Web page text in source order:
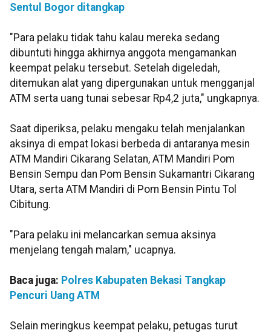
Sentul Bogor ditangkap
"Para pelaku tidak tahu kalau mereka sedang
dibuntuti hingga akhirnya anggota mengamankan
keempat pelaku tersebut. Setelah digeledah,
ditemukan alat yang dipergunakan untuk mengganjal
ATM serta uang tunai sebesar Rp4,2 juta," ungkapnya.
Saat diperiksa, pelaku mengaku telah menjalankan
aksinya di empat lokasi berbeda di antaranya mesin
ATM Mandiri Cikarang Selatan, ATM Mandiri Pom
Bensin Sempu dan Pom Bensin Sukamantri Cikarang
Utara, serta ATM Mandiri di Pom Bensin Pintu Tol
Cibitung.
"Para pelaku ini melancarkan semua aksinya
menjelang tengah malam," ucapnya.
Baca juga: Polres Kabupaten Bekasi Tangkap
Pencuri Uang ATM
Selain meringkus keempat pelaku, petugas turut